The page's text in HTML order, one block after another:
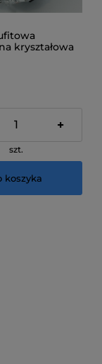
kryształowa
+
szt.
koszyka